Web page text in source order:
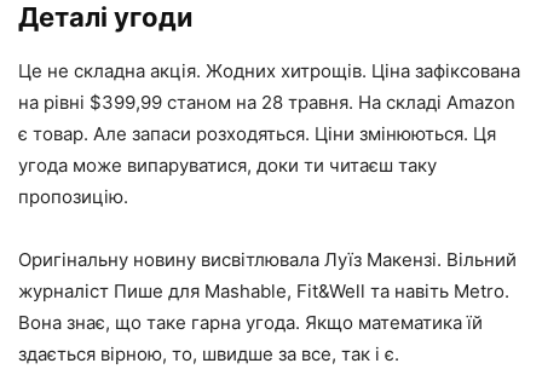
Деталі угоди
Це не складна акція. Жодних хитрощів. Ціна зафіксована
на рівні $399,99 станом на 28 травня. На складі Amazon
є товар. Але запаси розходяться. Ціни змінюються. Ця
угода може випаруватися, доки ти читаєш таку
пропозицію.
Оригінальну новину висвітлювала Луїз Макензі. Вільний
журналіст Пише для Mashable, Fit&Well та навіть Metro.
Вона знає, що таке гарна угода. Якщо математика їй
здається вірною, то, швидше за все, так і є.